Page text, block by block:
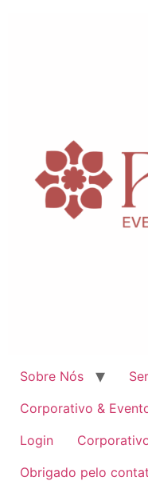
Sobre Nós
Corporativo &
Login
Obrigado pelo